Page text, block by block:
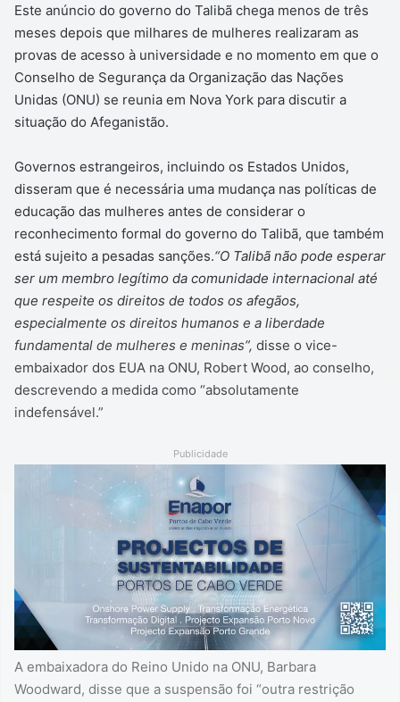
Este anúncio do governo do Talibã chega menos de três
meses depois que milhares de mulheres realizaram as
provas de acesso à universidade e no momento em que o
Conselho de Segurança da Organização das Nações
Unidas (ONU) se reunia em Nova York para discutir a
situação do Afeganistão.
Governos estrangeiros, incluindo os Estados Unidos,
disseram que é necessária uma mudança nas políticas de
educação das mulheres antes de considerar o
reconhecimento formal do governo do Talibã, que também
está sujeito a pesadas sanções.“O Talibã não pode esperar
ser um membro legítimo da comunidade internacional até
que respeite os direitos de todos os afegãos,
especialmente os direitos humanos e a liberdade
fundamental de mulheres e meninas”, disse o vice-
embaixador dos EUA na ONU, Robert Wood, ao conselho,
descrevendo a medida como “absolutamente
indefensável.”
Publicidade
A embaixadora do Reino Unido na ONU, Barbara
Woodward, disse que a suspensão foi “outra restrição